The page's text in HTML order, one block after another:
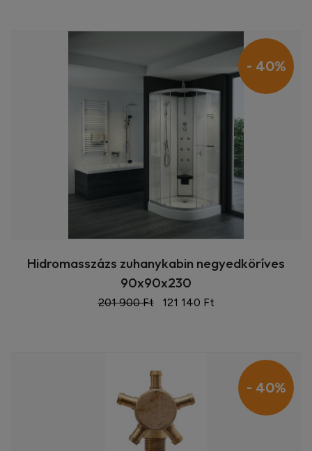
- 40%
Hidromasszázs zuhanykabin negyedköríves
90x90x230
201 900 Ft 121 140 Ft
- 40%